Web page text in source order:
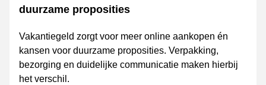
duurzame proposities
Vakantiegeld zorgt voor meer online aankopen én
kansen voor duurzame proposities. Verpakking,
bezorging en duidelijke communicatie maken hierbij
het verschil.